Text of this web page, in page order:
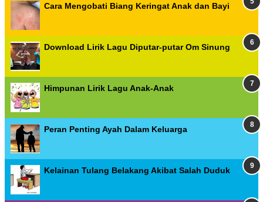
Cara Mengobati Biang Keringat Anak dan Bayi
Download Lirik Lagu Diputar-putar Om Sinung
Himpunan Lirik Lagu Anak-Anak
Peran Penting Ayah Dalam Keluarga
Kelainan Tulang Belakang Akibat Salah Duduk